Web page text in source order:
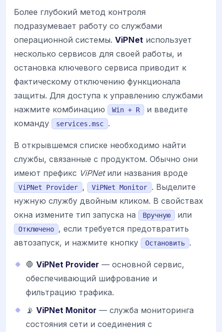
Более глубокий метод контроля
подразумевает работу со службами
операционной системы. ViPNet использует
несколько сервисов для своей работы, и
остановка ключевого сервиса приводит к
фактическому отключению функционала
защиты. Для доступа к управлению службами
нажмите комбинацию
Win + R
и введите
команду
services.msc .
В открывшемся списке необходимо найти
службы, связанные с продуктом. Обычно они
имеют префикс ViPNetили названия вроде
ViPNet Provider , ViPNet Monitor
. Выделите
нужную службу двойным кликом. В свойствах
окна измените тип запуска на
Вручную или
Отключено
, если требуется предотвратить
автозапуск, и нажмите кнопку
Остановить .
🛑 ViPNet Provider — основной сервис,
обеспечивающий шифрование и
фильтрацию трафика.
📡 ViPNet Monitor — служба мониторинга
состояния сети и соединения с